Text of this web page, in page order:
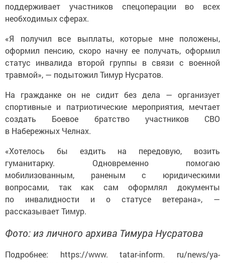
поддерживает участников спецоперации во всех
необходимых сферах.
«Я получил все выплаты, которые мне положены,
оформил пенсию, скоро начну ее получать, оформил
статус инвалида второй группы в связи с военной
травмой», — подытожил Тимур Нусратов.
На гражданке он не сидит без дела — организует
спортивные и патриотические мероприятия, мечтает
создать Боевое братство участников СВО
в Набережных Челнах.
«Хотелось бы ездить на передовую, возить
гуманитарку. Одновременно помогаю
мобилизованным, раненым с юридическими
вопросами, так как сам оформлял документы
по инвалидности и о статусе ветерана», —
рассказывает Тимур.
Фото: из личного архива Тимура Нусратова
Подробнее: https://www. tatar-inform. ru/news/ya-